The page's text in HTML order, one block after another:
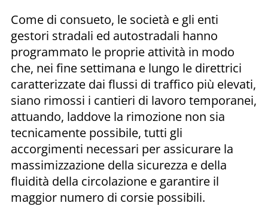
Come di consueto, le società e gli enti
gestori stradali ed autostradali hanno
programmato le proprie attività in modo
che, nei fine settimana e lungo le direttrici
caratterizzate dai flussi di traffico più elevati,
siano rimossi i cantieri di lavoro temporanei,
attuando, laddove la rimozione non sia
tecnicamente possibile, tutti gli
accorgimenti necessari per assicurare la
massimizzazione della sicurezza e della
fluidità della circolazione e garantire il
maggior numero di corsie possibili.